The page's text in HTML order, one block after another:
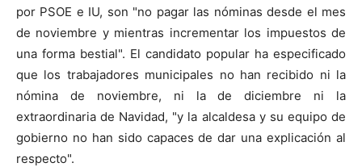
por PSOE e IU, son "no pagar las nóminas desde el mes
de noviembre y mientras incrementar los impuestos de
una forma bestial". El candidato popular ha especificado
que los trabajadores municipales no han recibido ni la
nómina de noviembre, ni la de diciembre ni la
extraordinaria de Navidad, "y la alcaldesa y su equipo de
gobierno no han sido capaces de dar una explicación al
respecto".